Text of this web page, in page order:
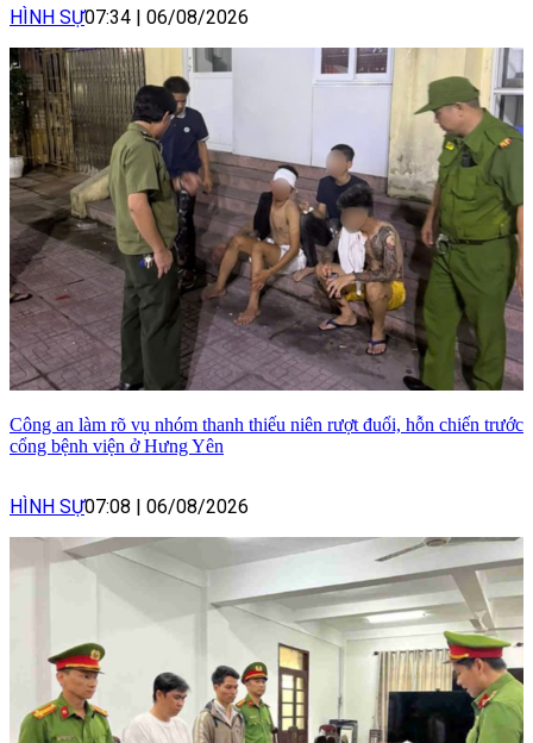
HÌNH SỰ07:34 | 06/08/2026
Công an làm rõ vụ nhóm thanh thiếu niên rượt đuổi, hỗn chiến trước
cổng bệnh viện ở Hưng Yên
HÌNH SỰ07:08 | 06/08/2026